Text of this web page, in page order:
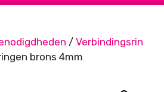
/ Verbindingsrin
brons 4mm